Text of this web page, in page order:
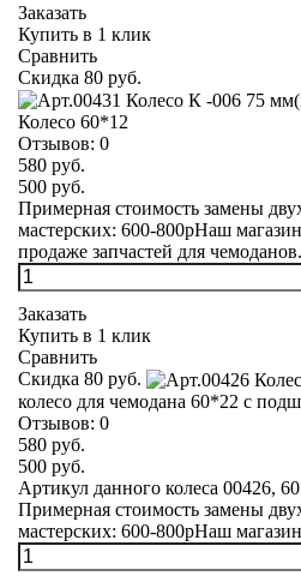
Заказать
Купить в 1 клик
Сравнить
Скидка 80 руб.
Колесо 60*12
Отзывов: 0
580 руб.
500 руб.
Примерная стоимость замены
мастерских: 600-800рНаш
продаже запчастей для
Заказать
Купить в 1 клик
Сравнить
Скидка 80 руб.
колесо для чемодана 60*22 с
Отзывов: 0
580 руб.
500 руб.
Артикул данного колеса 00426,
Примерная стоимость замены
мастерских: 600-800рНаш